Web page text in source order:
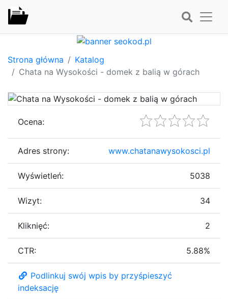
Strona główna
Katalog
Chata na Wysokości - domek z balią w górach
Ocena:
Adres strony: www.chatanawysokosci.pl
Wyświetleń: 5038
Wizyt: 34
Kliknięć: 2
CTR: 5.88%
Podlinkuj swój wpis by przyśpieszyć
indeksację